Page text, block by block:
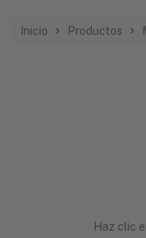
Inicio Productos
Haz clic